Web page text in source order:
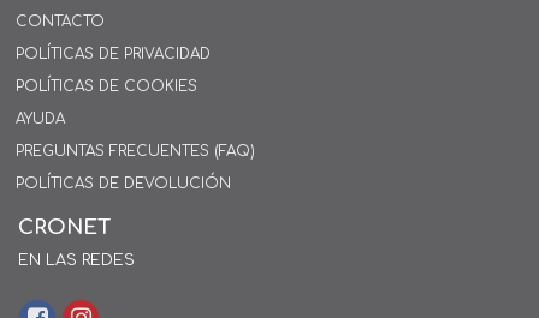
CONTACTO
POLÍTICAS DE PRIVACIDAD
POLÍTICAS DE COOKIES
AYUDA
PREGUNTAS FRECUENTES (FAQ)
POLÍTICAS DE DEVOLUCIÓN
CRONET
EN LAS REDES